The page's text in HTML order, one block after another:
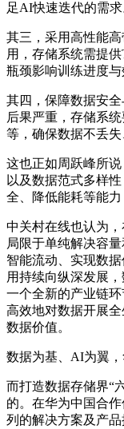
足AI快速迭代的需求
其三，采用高性能高
用，存储系统需提
瓶颈影响训练进度与
其四，保障数据安全
后果严重，存储系
等，确保数据不丢失
这也正如周跃峰所
以及数据范式多样
全、降低能耗等能
中关村在线也认为
局限于单纯解决容
智能流动、实现数据
用持续向纵深发展
一个全新的产业链环
高效地对数据开展
数据价值。
数据为基、AI为翼
而打造数据存储界“
的。 在华为中国合
列的解决方案及产品